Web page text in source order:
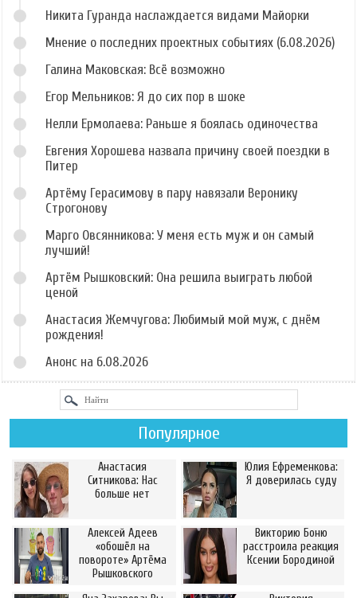
Никита Гуранда наслаждается видами Майорки
Мнение о последних проектных событиях (6.08.2026)
Галина Маковская: Всё возможно
Егор Мельников: Я до сих пор в шоке
Нелли Ермолаева: Раньше я боялась одиночества
Евгения Хорошева назвала причину своей поездки в
Питер
Артёму Герасимову в пару навязали Веронику
Строгонову
Марго Овсянникова: У меня есть муж и он самый
лучший!
Артём Рышковский: Она решила выиграть любой
ценой
Анастасия Жемчугова: Любимый мой муж, с днём
рождения!
Анонс на 6.08.2026
Популярное
Анастасия
Ситникова: Нас
больше нет
Юлия Ефременкова:
Я доверилась суду
Алексей Адеев
«обошёл на
повороте» Артёма
Рышковского
Викторию Боню
расстроила реакция
Ксении Бородиной